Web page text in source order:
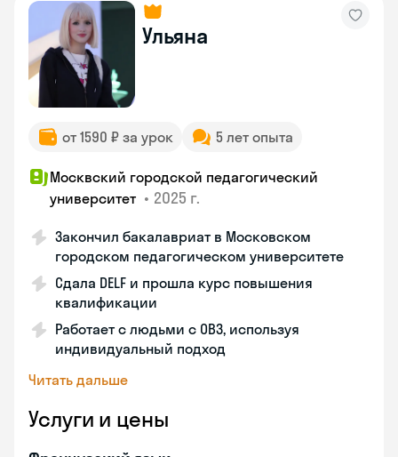
Ульяна
от 1590 ₽ за урок 5 лет опыта
Москвский городской педагогический
университет • 2025 г.
Закончил бакалавриат в Московском
городском педагогическом университете
Сдала DELF и прошла курс повышения
квалификации
Работает с людьми с ОВЗ, используя
индивидуальный подход
Читать дальше
Услуги и цены